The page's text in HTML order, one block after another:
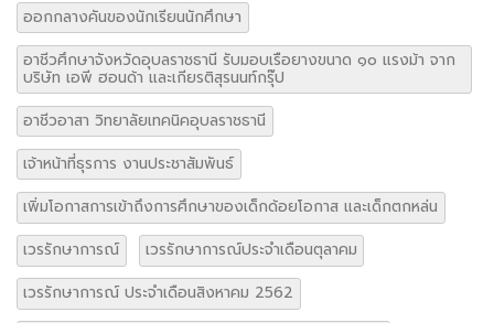
ออกกลางคันของนักเรียนนักศึกษา
อาชีวศึกษาจังหวัดอุบลราชธานี รับมอบเรือยางขนาด ๑๐ แรงม้า จาก
บริษัท เอพี ฮอนด้า และเกียรติสุรนนท์กรุ๊ป
อาชีวอาสา วิทยาลัยเทคนิคอุบลราชธานี
เจ้าหน้าที่ธุรการ งานประชาสัมพันธ์
เพิ่มโอกาสการเข้าถึงการศึกษาของเด็กด้อยโอกาส และเด็กตกหล่น
เวรรักษาการณ์
เวรรักษาการณ์ประจำเดือนตุลาคม
เวรรักษาการณ์ ประจำเดือนสิงหาคม 2562